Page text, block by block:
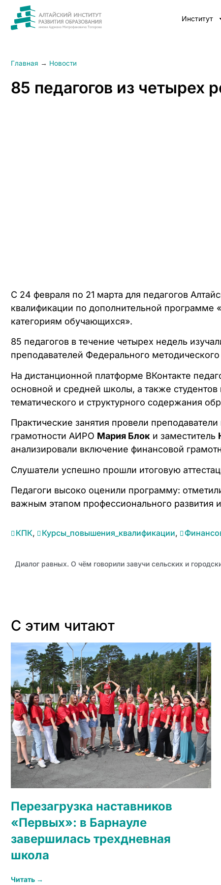
Институт
Главная → Новости
85 педагогов из
С 24 февраля по 21 марта для педагогов
квалификации по дополнительной программе
категориям обучающихся».
85 педагогов в течение четырех недель
преподавателей Федерального
На дистанционной платформе ВКонтакте
основной и средней школы, а также
тематического и структурного содержания
Практические занятия провели
грамотности АИРО Мария Блок и заместитель
анализировали включение финансовой
Слушатели успешно прошли итоговую
Педагоги высоко оценили программу:
важным этапом профессионального развития
КПК, Курсы_повышения_квалификации,
Диалог равных. О чём говорили завучи сельских и
С этим читают
Перезагрузка наставников
«Первых»: в Барнауле
завершилась трехдневная
школа
Читать →